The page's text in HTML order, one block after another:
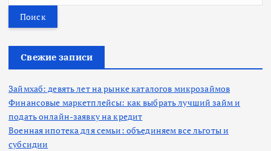
т
Свежие записи
Займхаб: девять лет на рынке каталогов микрозаймов
Финансовые маркетплейсы: как выбрать лучший займ и
подать онлайн-заявку на кредит
Военная ипотека для семьи: объединяем все льготы и
субсидии